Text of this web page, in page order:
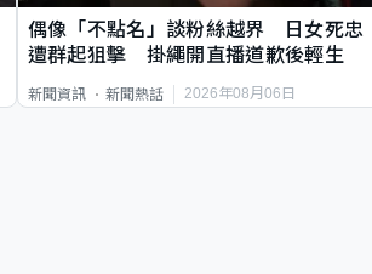
偶像「不點名」談粉絲越界 日女死忠
遭群起狙擊 掛繩開直播道歉後輕生
新聞資訊 新聞熱話 2026年08月06日